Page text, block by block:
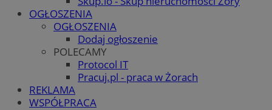
OGŁOSZENIA
OGŁOSZENIA
Dodaj ogłoszenie
POLECAMY
Protocol IT
Pracuj.pl - praca w Żorach
REKLAMA
WSPÓŁPRACA